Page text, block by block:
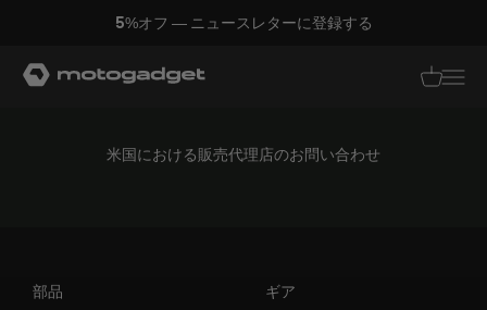
コンテンツへスキップ
5%オフ — ニュースレターに登録する
翻訳
モトガジェット社 翻訳があ
米国における販売代理店のお問い合わせ
部品
ギア